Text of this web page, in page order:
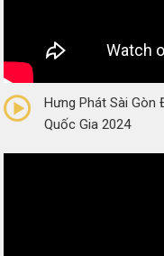
(0 Reviews)
Hưng Phát Sài Gòn
Quốc Gia 2024